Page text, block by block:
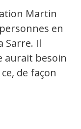
Martin
en
Sarre. Il
aurait besoin
de façon